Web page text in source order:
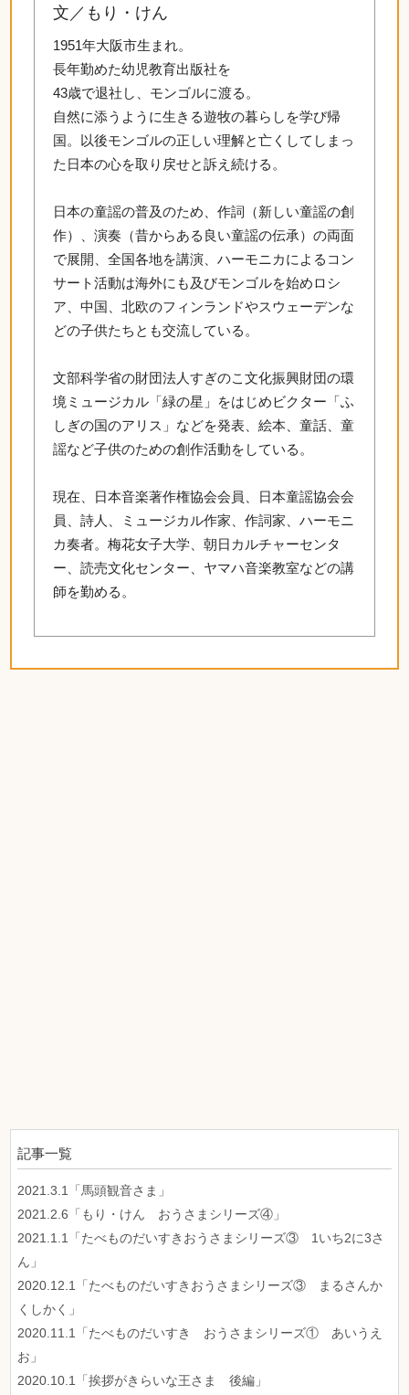
文／もり・けん
1951年大阪市生まれ。
長年勤めた幼児教育出版社を
43歳で退社し、モンゴルに渡る。
自然に添うように生きる遊牧の暮らしを学び帰
国。以後モンゴルの正しい理解と亡くしてしまっ
た日本の心を取り戻せと訴え続ける。
日本の童謡の普及のため、作詞（新しい童謡の創
作）、演奏（昔からある良い童謡の伝承）の両面
で展開、全国各地を講演、ハーモニカによるコン
サート活動は海外にも及びモンゴルを始めロシ
ア、中国、北欧のフィンランドやスウェーデンな
どの子供たちとも交流している。
文部科学省の財団法人すぎのこ文化振興財団の環
境ミュージカル「緑の星」をはじめビクター「ふ
しぎの国のアリス」などを発表、絵本、童話、童
謡など子供のための創作活動をしている。
現在、日本音楽著作権協会会員、日本童謡協会会
員、詩人、ミュージカル作家、作詞家、ハーモニ
カ奏者。梅花女子大学、朝日カルチャーセンタ
ー、読売文化センター、ヤマハ音楽教室などの講
師を勤める。
記事一覧
2021.3.1「馬頭観音さま」
2021.2.6「もり・けん おうさまシリーズ④」
2021.1.1「たべものだいすきおうさまシリーズ③ 1いち2に3さ
ん」
2020.12.1「たべものだいすきおうさまシリーズ③ まるさんか
くしかく」
2020.11.1「たべものだいすき おうさまシリーズ① あいうえ
お」
2020.10.1「挨拶がきらいな王さま 後編」